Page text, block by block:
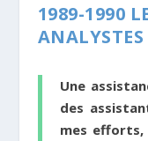
1989-1990
ANALYSTES
Une
des
mes efforts,